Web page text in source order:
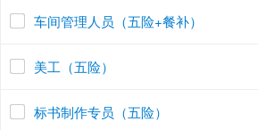
车间管理人员（五险+餐补）
美工（五险）
标书制作专员（五险）